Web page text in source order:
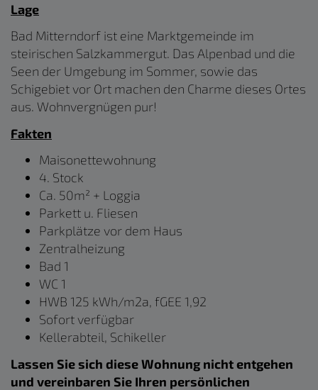
Lage
Bad Mitterndorf ist eine Marktgemeinde im
steirischen Salzkammergut. Das Alpenbad und die
Seen der Umgebung im Sommer, sowie das
Schigebiet vor Ort machen den Charme dieses Ortes
aus. Wohnvergnügen pur!
Fakten
Maisonettewohnung
4. Stock
Ca. 50m² + Loggia
Parkett u. Fliesen
Parkplätze vor dem Haus
Zentralheizung
Bad 1
WC 1
HWB 125 kWh/m2a, fGEE 1,92
Sofort verfügbar
Kellerabteil, Schikeller
Lassen Sie sich diese Wohnung nicht entgehen
und vereinbaren Sie Ihren persönlichen